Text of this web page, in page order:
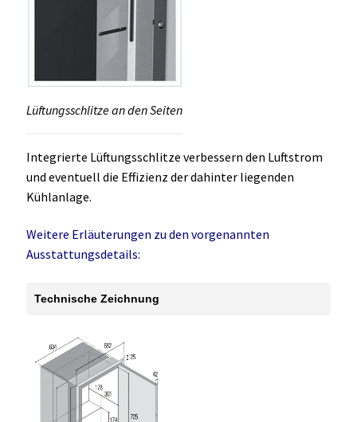
Lüftungsschlitze an den Seiten
Integrierte Lüftungsschlitze verbessern den Luftstrom
und eventuell die Effizienz der dahinter liegenden
Kühlanlage.
Weitere Erläuterungen zu den vorgenannten
Ausstattungsdetails:
Technische Zeichnung